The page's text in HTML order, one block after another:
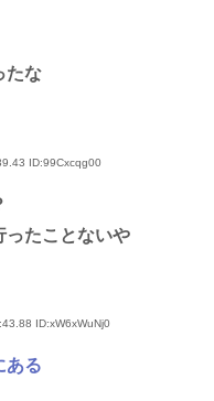
たな
ID:99Cxcqg00
ったことないや
ID:xW6xWuNj0
ある